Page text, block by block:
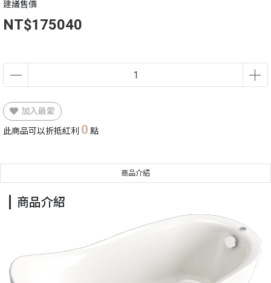
建議售價
NT$175040
加入最愛
此商品可以折抵紅利 0 點
商品介紹
商品介紹